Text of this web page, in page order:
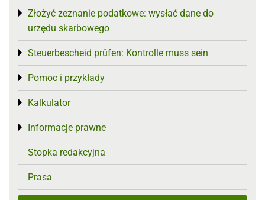
Złożyć zeznanie podatkowe: wysłać dane do
urzędu skarbowego
Toggle menu
Steuerbescheid prüfen: Kontrolle muss sein
Toggle menu
Pomoc i przykłady
Toggle menu
Kalkulator
Toggle menu
Informacje prawne
Toggle menu
Stopka redakcyjna
Prasa